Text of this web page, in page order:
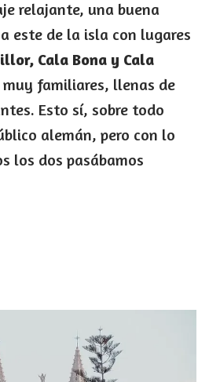
relajante, una buena
este de la isla con lugares
Cala Bona y Cala
muy familiares, llenas de
Esto sí, sobre todo
alemán, pero con lo
los dos pasábamos